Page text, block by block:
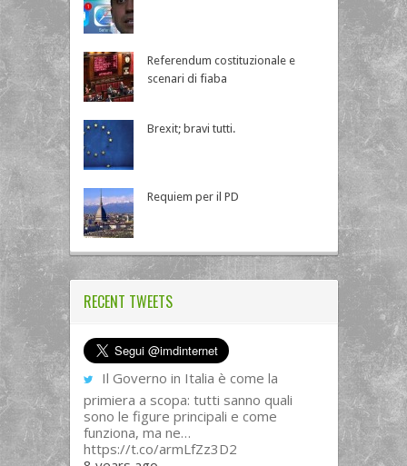
Referendum costituzionale e
scenari di fiaba
Brexit; bravi tutti.
Requiem per il PD
RECENT TWEETS
Il Governo in Italia è come la
primiera a scopa: tutti sanno quali
sono le figure principali e come
funziona, ma ne…
https://t.co/armLfZz3D2